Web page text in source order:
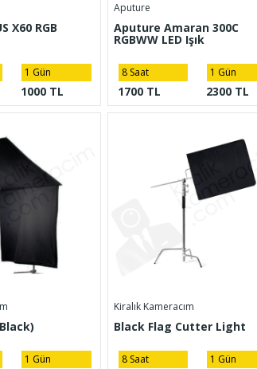
X60 RGB
1 Gün
1000 TL
Aputure
Aputure Amaran 300C
RGBWW LED Işık
8 Saat
1700 TL
1 Gün
2300 TL
1 Gün
Kiralık Kameracım
Black Flag Cutter Light
8 Saat 1 Gün